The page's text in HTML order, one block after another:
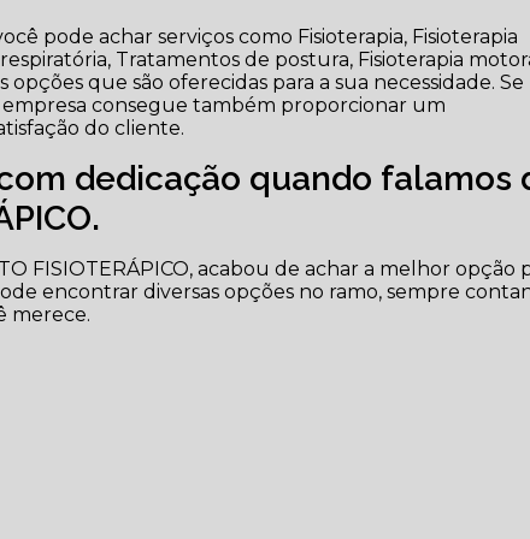
pode achar serviços como Fisioterapia, Fisioterapia
Tratamentos de postura, Fisioterapia
que são oferecidas para a sua necessidade. Se
consegue também proporcionar um
do cliente.
dedicação quando falamos
FISIOTERÁPICO, acabou de achar a melhor opção
encontrar diversas opções no ramo, sempre
merece.